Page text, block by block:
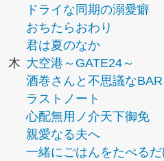
ドライな同期の溺愛癖
おちたらおわり
君は夏のなか
木 大空港～GATE24～
酒巻さんと不思議なBAR
ラストノート
心配無用ノ介天下御免
親愛なる夫へ
一緒にごはんをたべるだ